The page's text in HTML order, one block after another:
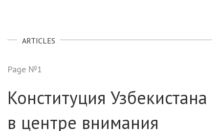
ARTICLES
Page №1
Конституция Узбекистана
в центре внимания